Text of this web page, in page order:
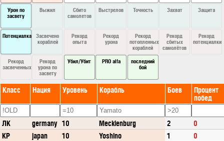
Урон по
засвету
Выжил
Сбито
самолетов
Выстрелов Точность Захват Защита
Потенциалка
Засвечено
кораблей
Рекорд
опыта
Рекорд
урона
Рекорд
потопленных
кораблей
Рекорд
сбитых
самолётов
Рекорд
потенциалки
Рекорд
засвеченных
Рекорд
урона по
засвету
Убил/Убит PRO alfa
последний
бой
Класс Нация Уровень Корабль Боев Процент
побед
ЛК germany 10 Mecklenburg 2
0
КР
japan 10 Yoshino 1
0